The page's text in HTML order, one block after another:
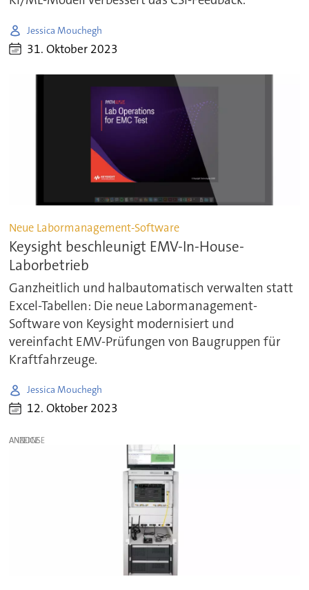
Jessica Mouchegh
31. Oktober 2023
Neue Labormanagement-Software
Keysight beschleunigt EMV-In-House-
Laborbetrieb
Ganzheitlich und halbautomatisch verwalten statt
Excel-Tabellen: Die neue Labormanagement-
Software von Keysight modernisiert und
vereinfacht EMV-Prüfungen von Baugruppen für
Kraftfahrzeuge.
Jessica Mouchegh
12. Oktober 2023
ANZEIGE